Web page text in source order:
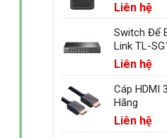
Liên hệ
Switch Để
Link TL-
Liên hệ
Cáp HDMI
Hãng
Liên hệ